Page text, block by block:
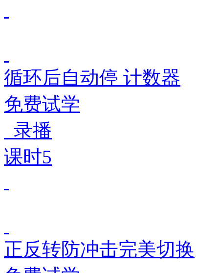
循环后自动停 计数器
免费试学
录播
课时5
正反转防冲击完美切换